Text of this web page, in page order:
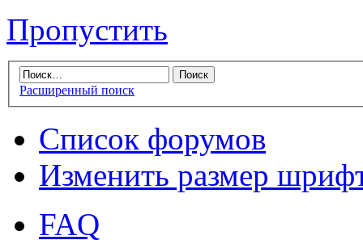
Пропустить
Расширенный поиск
Список форумов
Изменить размер
FAQ